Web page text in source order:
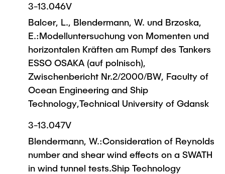
3-13.046V
Balcer, L., Blendermann, W. und Brzoska,
E.:Modelluntersuchung von Momenten und
horizontalen Kräften am Rumpf des Tankers
ESSO OSAKA (auf polnisch),
Zwischenbericht Nr.2/2000/BW, Faculty of
Ocean Engineering and Ship
Technology,Technical University of Gdansk
3-13.047V
Blendermann, W.:Consideration of Reynolds
number and shear wind effects on a SWATH
in wind tunnel tests.Ship Technology